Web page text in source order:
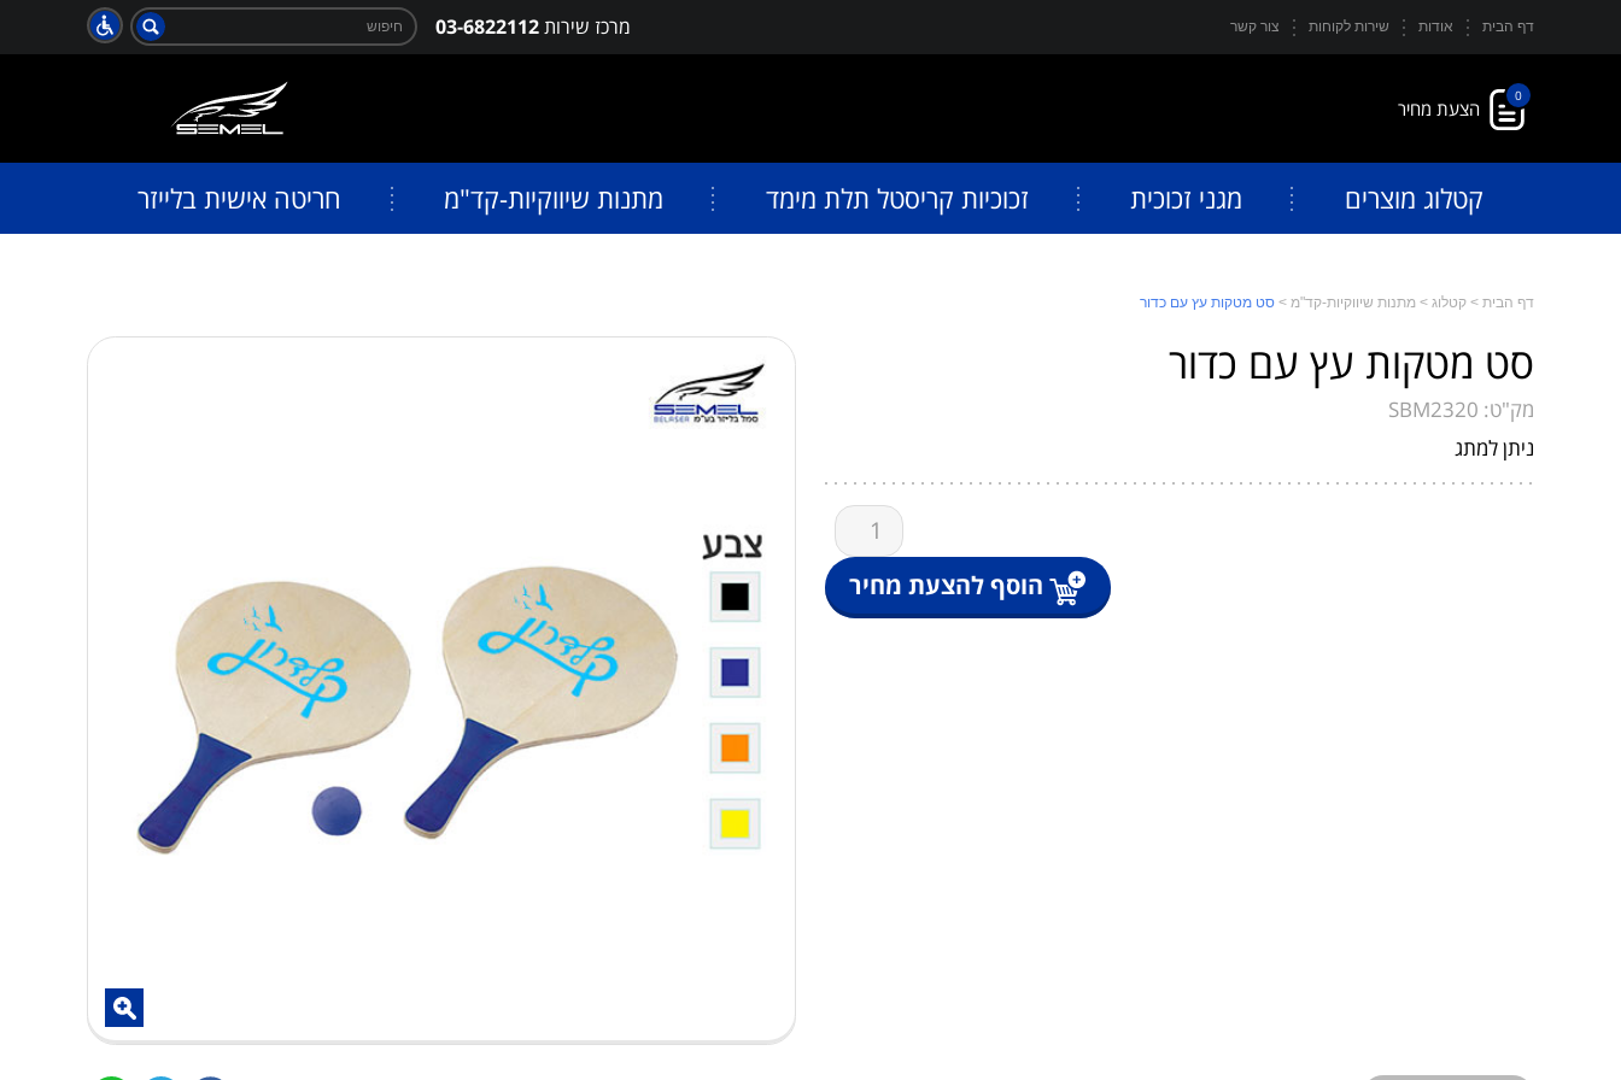
חפש:
חיפוש
מרכז שירות03-6822112 דף הבית אודות שירות לקוחות צור קשר
0
קטלוג מוצרים מגני זכוכית זכוכיות קריסטל תלת מימד מתנות שיווקיות-קד"מ חריטה אישית בלייזר
דף הבית > קטלוג > מתנות שיווקיות-קד"מ > סט מטקות עץ עם כדור
סט מטקות עץ עם כדור
מק"ט: SBM2320
ניתן למתג
כמות
של
מטקות
עץ
הוסף להצעת מחיר